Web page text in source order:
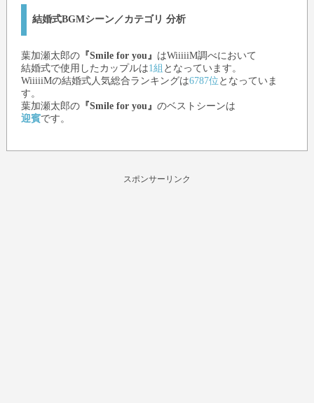
結婚式BGMシーン／カテゴリ 分析
葉加瀬太郎の『Smile for you』 はWiiiiiM調べにおいて
結婚式で使用したカップルは1組 となっています。
WiiiiiMの結婚式人気総合ランキングは6787位 となっていま
す。
葉加瀬太郎の『Smile for you』 のベストシーンは
迎賓です。
スポンサーリンク